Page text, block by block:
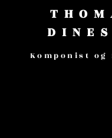
Komponist og